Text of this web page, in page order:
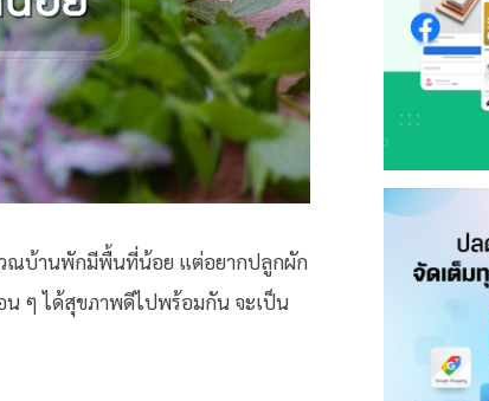
วณบ้านพักมีพื้นที่น้อย แต่อยากปลูกผัก
น ๆ ได้สุขภาพดีไปพร้อมกัน จะเป็น